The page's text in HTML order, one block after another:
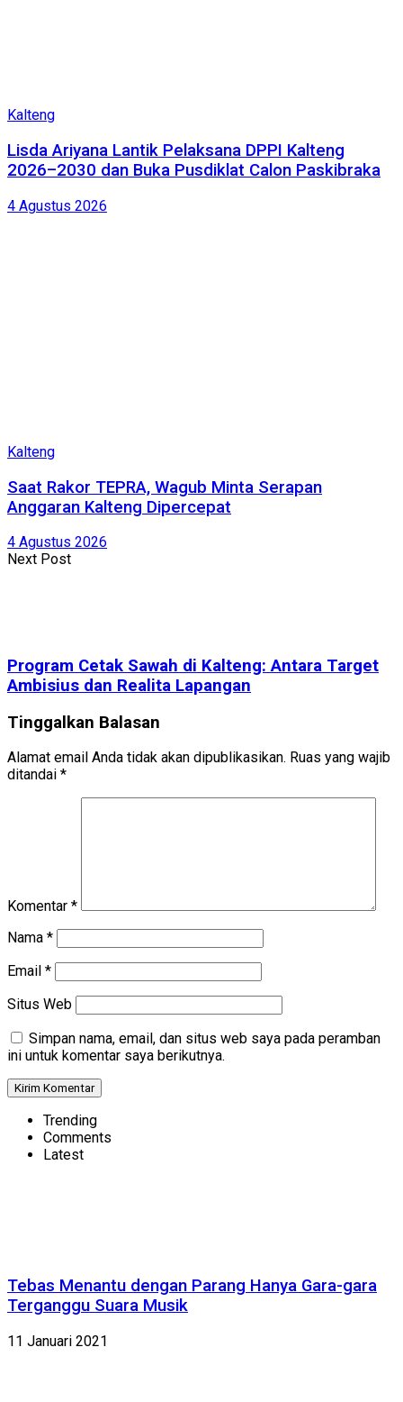
Kalteng
Lisda Ariyana Lantik Pelaksana DPPI Kalteng
2026–2030 dan Buka Pusdiklat Calon Paskibraka
4 Agustus 2026
Kalteng
Saat Rakor TEPRA, Wagub Minta Serapan
Anggaran Kalteng Dipercepat
4 Agustus 2026
Next Post
Program Cetak Sawah di Kalteng: Antara Target
Ambisius dan Realita Lapangan
Tinggalkan Balasan
Alamat email Anda tidak akan dipublikasikan. Ruas yang wajib
ditandai *
Komentar *
Nama *
Email *
Situs Web
Simpan nama, email, dan situs web saya pada peramban
ini untuk komentar saya berikutnya.
Trending
Comments
Latest
Tebas Menantu dengan Parang Hanya Gara-gara
Terganggu Suara Musik
11 Januari 2021